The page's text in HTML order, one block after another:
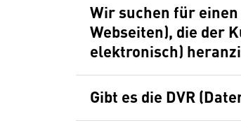
Wir suchen für
Webseiten), die der
elektronisch)
Gibt es die DVR